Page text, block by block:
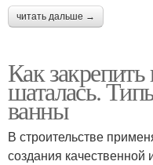
читать дальше →
Как
шаталась.
ванны
В строительстве
создания